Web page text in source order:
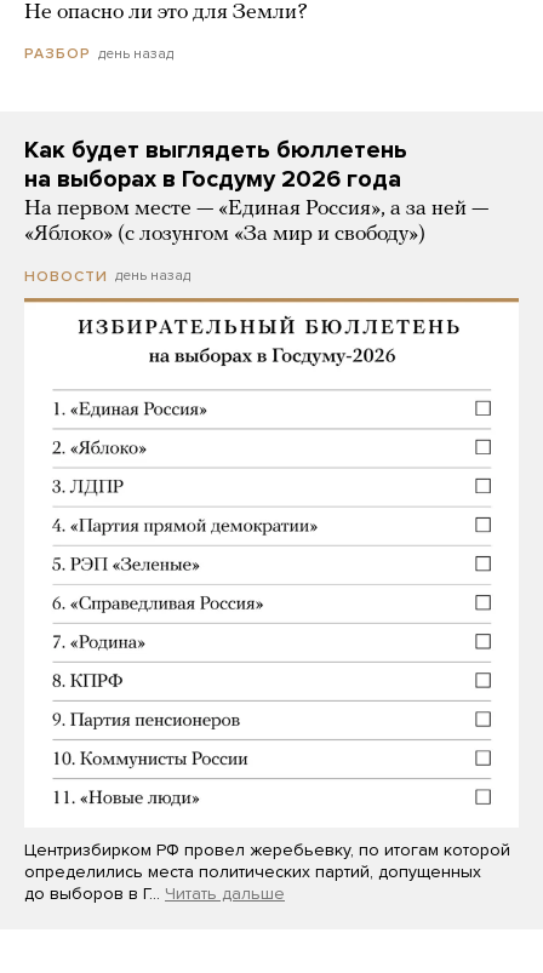
Не опасно ли это для Земли?
РАЗБОР день назад
Как будет выглядеть бюллетень
на выборах в Госдуму 2026 года
На первом месте — «Единая Россия», а за ней —
«Яблоко» (с лозунгом «За мир и свободу»)
НОВОСТИ день назад
Центризбирком РФ провел жеребьевку, по итогам которой
определились места политических партий, допущенных
до выборов в Г… Читать дальше